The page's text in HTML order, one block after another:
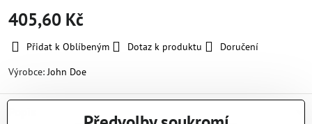
405,60 Kč
Přidat k Oblíbeným Dotaz k produktu
Doručení
Výrobce:John Doe